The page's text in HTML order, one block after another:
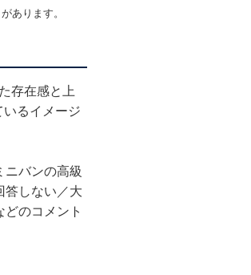
あります。
存在感と上
るイメージ
ニバンの高級
答しない／大
のコメント